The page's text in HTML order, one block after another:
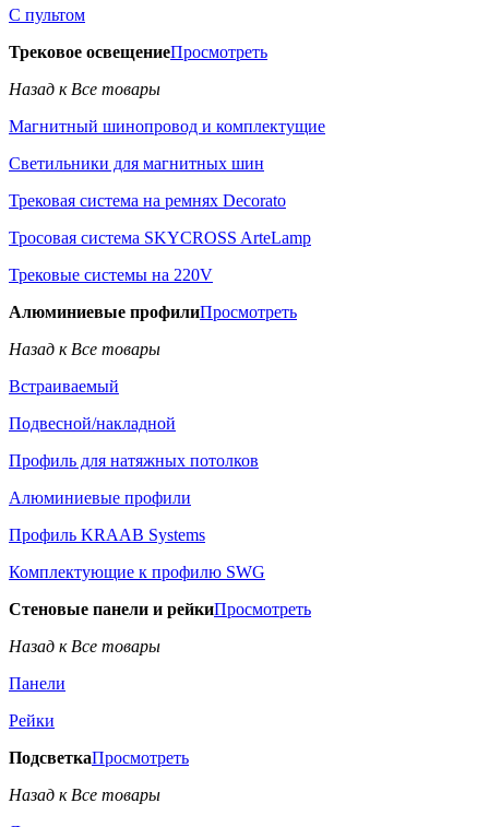
С пультом
Трековое освещениеПросмотреть
Назад к Все товары
Магнитный шинопровод и комплектущие
Светильники для магнитных шин
Трековая система на ремнях Decorato
Тросовая система SKYCROSS ArteLamp
Трековые системы на 220V
Алюминиевые профилиПросмотреть
Назад к Все товары
Встраиваемый
Подвесной/накладной
Профиль для натяжных потолков
Алюминиевые профили
Профиль KRAAB Systems
Комплектующие к профилю SWG
Стеновые панели и рейкиПросмотреть
Назад к Все товары
Панели
Рейки
ПодсветкаПросмотреть
Назад к Все товары